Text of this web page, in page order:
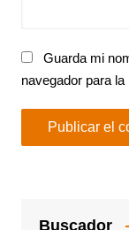
Guarda mi
navegador para
Buscador